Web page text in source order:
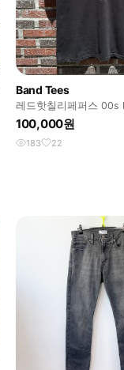
Band Tees
레드핫칠리페퍼스 00s
티셔츠
100,000원
183 22